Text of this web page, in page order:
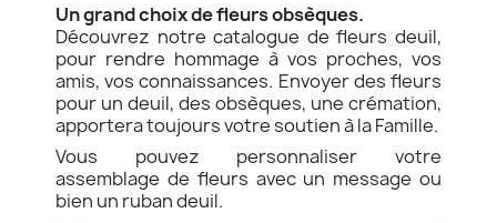
Un grand choix de fleurs obsèques.
Découvrez notre catalogue de fleurs deuil,
pour rendre hommage à vos proches, vos
amis, vos connaissances. Envoyer des fleurs
pour un deuil, des obsèques, une crémation,
apportera toujours votre soutien à la Famille.
Vous pouvez personnaliser votre
assemblage de fleurs avec un message ou
bien un ruban deuil.